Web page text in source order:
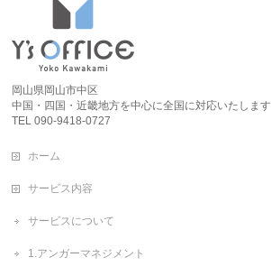
岡山県岡山市中区
中国・四国・近畿地方を中心に全国に対応いたします
TEL 090-9418-0727
ホーム
サービス内容
サービスについて
1.アンガーマネジメント